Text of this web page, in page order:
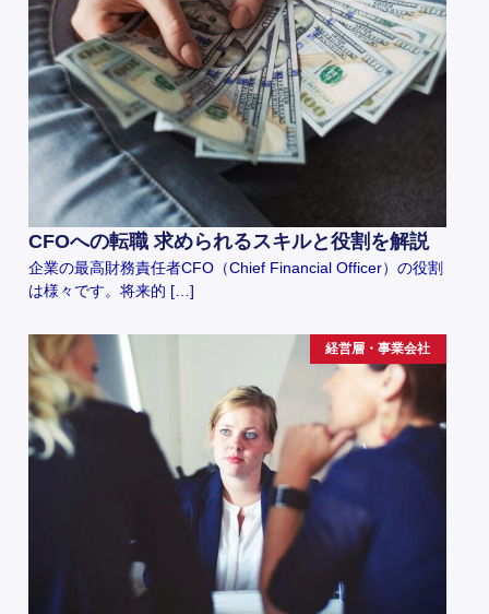
CFOへの転職 求められるスキルと役割を解説
企業の最高財務責任者CFO（Chief Financial Officer）の役割
は様々です。将来的 […]
経営層・事業会社